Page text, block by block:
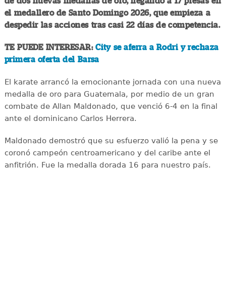
el medallero de Santo Domingo 2026, que empieza a
despedir las acciones tras casi 22 días de competencia.
TE PUEDE INTERESAR:City se aferra a Rodri y rechaza
primera oferta del Barsa
El karate arrancó la emocionante jornada con una nueva
medalla de oro para Guatemala, por medio de un gran
combate de Allan Maldonado, que venció 6-4 en la final
ante el dominicano Carlos Herrera.
Maldonado demostró que su esfuerzo valió la pena y se
coronó campeón centroamericano y del caribe ante el
anfitrión. Fue la medalla dorada 16 para nuestro país.